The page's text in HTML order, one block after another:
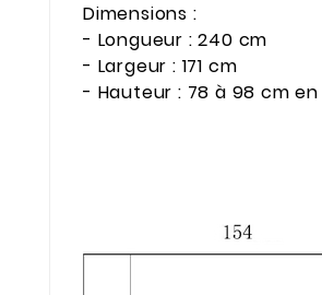
Dimensions :
- Longueur : 240 cm
- Largeur : 171 cm
- Hauteur : 78 à 98 cm